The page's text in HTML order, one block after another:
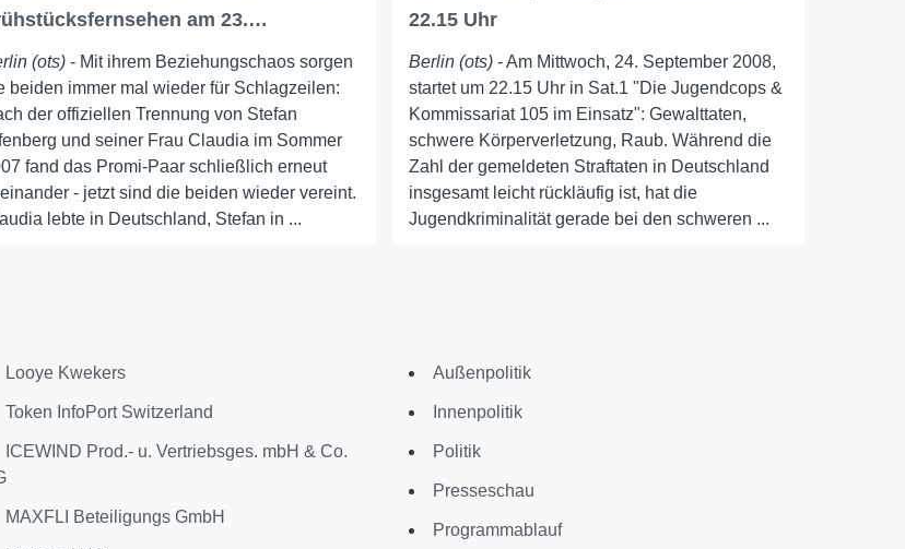
am 23.…
(ots)- Mit ihrem Beziehungschaos sorgen
beiden immer mal wieder für Schlagzeilen:
der offiziellen Trennung von Stefan
und seiner Frau Claudia im Sommer
fand das Promi-Paar schließlich erneut
- jetzt sind die beiden wieder vereint.
lebte in Deutschland, Stefan in ...
22.15 Uhr
Berlin (ots) - Am Mittwoch, 24. September 2008,
startet um 22.15 Uhr in Sat.1 "Die Jugendcops &
Kommissariat 105 im Einsatz": Gewalttaten,
schwere Körperverletzung, Raub. Während die
Zahl der gemeldeten Straftaten in Deutschland
insgesamt leicht rückläufig ist, hat die
Jugendkriminalität gerade bei den schweren ...
Looye Kwekers
Token InfoPort Switzerland
ICEWIND Prod.- u. Vertriebsges. mbH & Co.
MAXFLI Beteiligungs GmbH
Außenpolitik
Innenpolitik
Politik
Presseschau
Programmablauf